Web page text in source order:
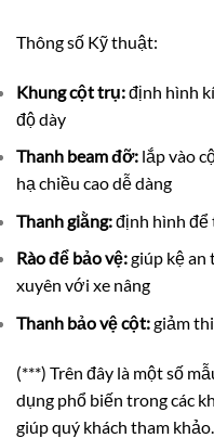
Thông số Kỹ thuật:
Khung cột trụ:định hình
độ dày
Thanh beam đỡ: lắp vào
hạ chiều cao dễ dàng
Thanh giằng:định hình để
Rào để bảo vệ:giúp kệ an
xuyên với xe nâng
Thanh bảo vệ cột:giảm
(***) Trên đây là một số
dụng phổ biến trong các
giúp quý khách tham